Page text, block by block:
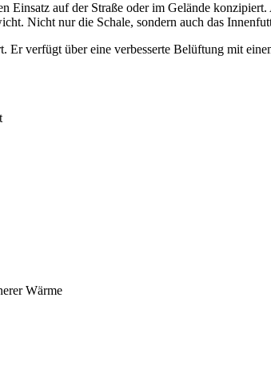
auf der Straße oder im Gelände
Nicht nur die Schale, sondern auch das
verfügt über eine verbesserte Belüftung mit
Wärme